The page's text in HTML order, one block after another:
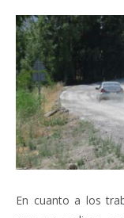
En cuanto a los